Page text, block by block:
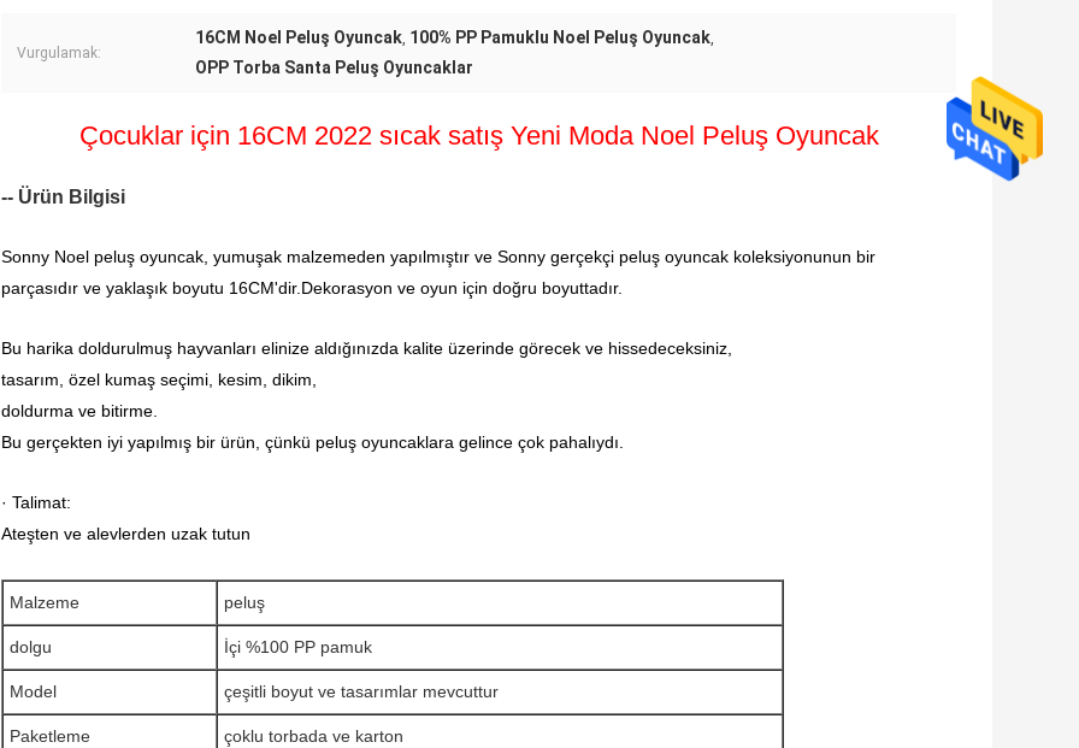
Vurgulamak:
16CM Noel Peluş Oyuncak, 100% PP Pamuklu Noel Peluş Oyuncak,
OPP Torba Santa Peluş Oyuncaklar
Çocuklar için 16CM 2022 sıcak satış Yeni Moda Noel Peluş Oyuncak
-- Ürün Bilgisi
Sonny Noel peluş oyuncak, yumuşak malzemeden yapılmıştır ve Sonny gerçekçi peluş oyuncak koleksiyonunun bir
parçasıdır ve yaklaşık boyutu 16CM'dir.Dekorasyon ve oyun için doğru boyuttadır.
Bu harika doldurulmuş hayvanları elinize aldığınızda kalite üzerinde görecek ve hissedeceksiniz,
tasarım, özel kumaş seçimi, kesim, dikim,
doldurma ve bitirme.
Bu gerçekten iyi yapılmış bir ürün, çünkü peluş oyuncaklara gelince çok pahalıydı.
· Talimat:
Ateşten ve alevlerden uzak tutun
Malzeme peluş
dolgu İçi %100 PP pamuk
Model çeşitli boyut ve tasarımlar mevcuttur
Paketleme çoklu torbada ve karton